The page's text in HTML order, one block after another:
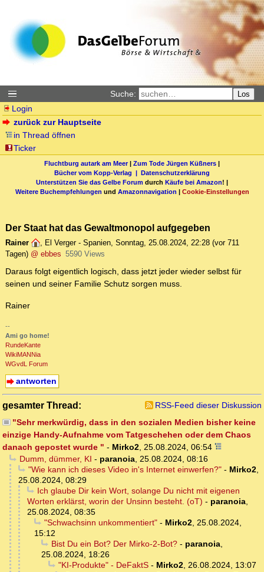
Suche: Los
Login
zurück zur Hauptseite
in Thread öffnen
Ticker
Fluchtburg autark am Meer| Zum Tode Jürgen Küßners |
Bücher vom Kopp-Verlag | Datenschutzerklärung
Unterstützen Sie das Gelbe Forum durch Käufe bei Amazon! |
Weitere Buchempfehlungen und Amazonnavigation | Cookie-Einstellungen
Der Staat hat das Gewaltmonopol aufgegeben
Rainer , El Verger - Spanien, Sonntag, 25.08.2024, 22:28 (vor 711
Tagen) @ ebbes 5590 Views
Daraus folgt eigentlich logisch, dass jetzt jeder wieder selbst für
seinen und seiner Familie Schutz sorgen muss.
Rainer
--
Ami go home!
RundeKante
WikiMANNia
WGvdL Forum
antworten
gesamter Thread:
RSS-Feed dieser Diskussion
"Sehr merkwürdig, dass in den sozialen Medien bisher keine
einzige Handy-Aufnahme vom Tatgeschehen oder dem Chaos
danach gepostet wurde " - Mirko2, 25.08.2024, 06:54
Dumm, dümmer, KI - paranoia, 25.08.2024, 08:16
"Wie kann ich dieses Video in's Internet einwerfen?"- Mirko2,
25.08.2024, 08:29
Ich glaube Dir kein Wort, solange Du nicht mit eigenen
Worten erklärst, worin der Unsinn besteht. (oT) - paranoia,
25.08.2024, 08:35
"Schwachsinn unkommentiert"- Mirko2, 25.08.2024,
15:12
Bist Du ein Bot? Der Mirko-2-Bot?- paranoia,
25.08.2024, 18:26
"KI-Produkte" - DeFaktS- Mirko2, 26.08.2024, 13:07